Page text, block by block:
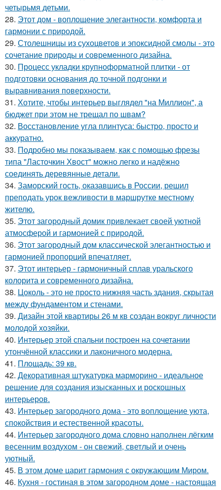
четырьмя детьми.
28. Этот дом - воплощение элегантности, комфорта и
гармонии с природой.
29. Столешницы из сухоцветов и эпоксидной смолы - это
сочетание природы и современного дизайна.
30. Процесс укладки крупноформатной плитки - от
подготовки основания до точной подгонки и
выравнивания поверхности.
31. Хотите, чтобы интерьер выглядел "на Миллион", а
бюджет при этом не трещал по швам?
32. Восстановление угла плинтуса: быстро, просто и
аккуратно.
33. Подробно мы показываем, как с помощью фрезы
типа "Ласточкин Хвост" можно легко и надёжно
соединять деревянные детали.
34. Заморский гость, оказавшись в России, решил
преподать урок вежливости в маршрутке местному
жителю.
35. Этот загородный домик привлекает своей уютной
атмосферой и гармонией с природой.
36. Этот загородный дом классической элегантностью и
гармонией пропорций впечатляет.
37. Этот интерьер - гармоничный сплав уральского
колорита и современного дизайна.
38. Цоколь - это не просто нижняя часть здания, скрытая
между фундаментом и стенами.
39. Дизайн этой квартиры 26 м кв создан вокруг личности
молодой хозяйки.
40. Интерьер этой спальни построен на сочетании
утончённой классики и лаконичного модерна.
41. Площадь: 39 кв.
42. Декоративная штукатурка марморино - идеальное
решение для создания изысканных и роскошных
интерьеров.
43. Интерьер загородного дома - это воплощение уюта,
спокойствия и естественной красоты.
44. Интерьер загородного дома словно наполнен лёгким
весенним воздухом - он свежий, светлый и очень
уютный.
45. В этом доме царит гармония с окружающим Миром.
46. Кухня - гостиная в этом загородном доме - настоящая